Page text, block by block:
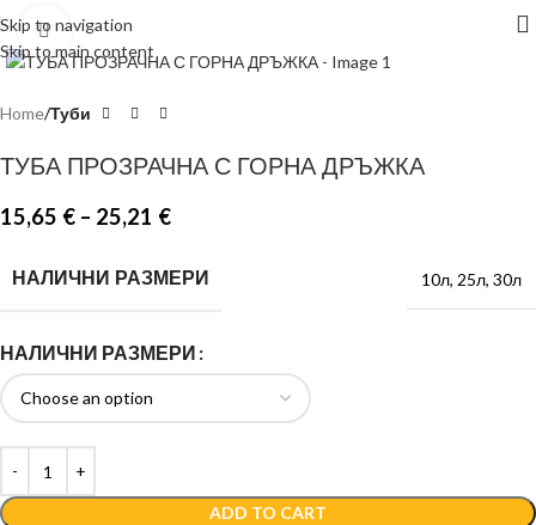
Skip to navigation
Skip to main content
Click to enlarge
Home Туби
ТУБА ПРОЗРАЧНА С ГОРНА ДРЪЖКА
15,65 € – 25,21 €
НАЛИЧНИ РАЗМЕРИ 10л, 25л, 30л
НАЛИЧНИ РАЗМЕРИ
ADD TO CART